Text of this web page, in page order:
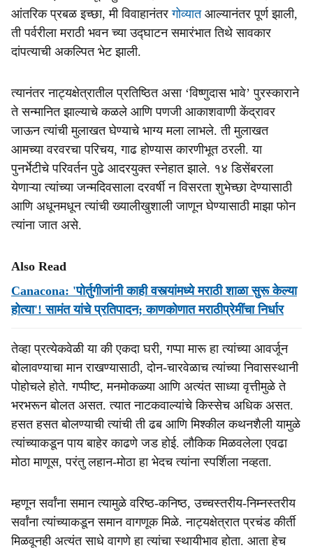
आंतरिक प्रबळ इच्छा, मी विवाहानंतर गोव्यात आल्यानंतर पूर्ण झाली,
ती पर्वरीला मराठी भवन च्या उद्घाटन समारंभात तिथे सावकार
दांपत्याची अकल्पित भेट झाली.
त्यानंतर नाट्यक्षेत्रातील प्रतिष्ठित असा ‘विष्णुदास भावे’ पुरस्काराने
ते सन्मानित झाल्याचे कळले आणि पणजी आकाशवाणी केंद्रावर
जाऊन त्यांची मुलाखत घेण्याचे भाग्य मला लाभले. ती मुलाखत
आमच्या वरवरचा परिचय, गाढ होण्यास कारणीभूत ठरली. या
पुनर्भेटीचे परिवर्तन पुढे आदरयुक्त स्नेहात झाले. १४ डिसेंबरला
येणाऱ्या त्यांच्या जन्मदिवसाला दरवर्षी न विसरता शुभेच्छा देण्यासाठी
आणि अधूनमधून त्यांची ख्यालीखुशाली जाणून घेण्यासाठी माझा फोन
त्यांना जात असे.
Also Read
Canacona: 'पोर्तुगीजांनी काही वस्त्यांमध्ये मराठी शाळा सुरू केल्या
होत्या'! सामंत यांचे प्रतिपादन; काणकोणात मराठीप्रेमींचा निर्धार
तेव्हा प्रत्येकवेळी या की एकदा घरी, गप्पा मारू हा त्यांच्या आवर्जून
बोलावण्याचा मान राखण्यासाठी, दोन-चारवेळाच त्यांच्या निवासस्थानी
पोहोचले होते. गप्पीष्ट, मनमोकळ्या आणि अत्यंत साध्या वृत्तीमुळे ते
भरभरून बोलत असत. त्यात नाटकवाल्यांचे किस्सेच अधिक असत.
हसत हसत बोलण्याची त्यांची ती ढब आणि मिश्कील कथनशैली यामुळे
त्यांच्याकडून पाय बाहेर काढणे जड होई. लौकिक मिळवलेला एवढा
मोठा माणूस, परंतु लहान-मोठा हा भेदच त्यांना स्पर्शिला नव्हता.
म्हणून सर्वांना समान त्यामुळे वरिष्ठ-कनिष्ठ, उच्चस्तरीय-निम्नस्तरीय
सर्वांना त्यांच्याकडून समान वागणूक मिळे. नाट्यक्षेत्रात प्रचंड कीर्ती
मिळवूनही अत्यंत साधे वागणे हा त्यांचा स्थायीभाव होता. आता हेच